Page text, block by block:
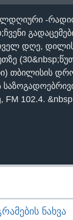
-
დღე, დილის
თბილისის
FM 102.4.
ᲜᲐᲮᲕᲐ